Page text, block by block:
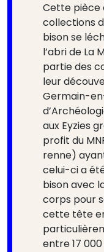
Cette pièce
collections
bison se
l’abri de La
partie des
leur
Germain-
aux Eyzies
profit du
renne)
celui-ci a
bison avec
corps pour
cette tête
entre 17